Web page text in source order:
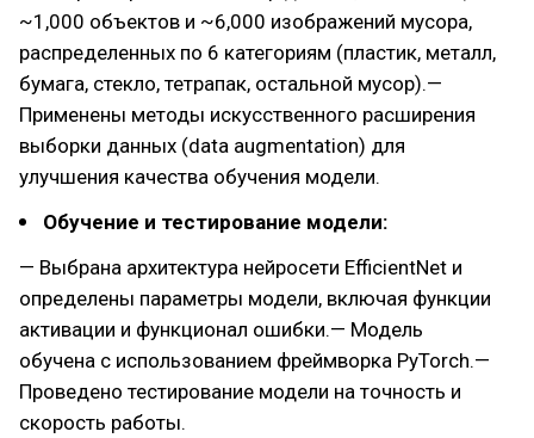
~1,000 объектов и ~6,000 изображений мусора,
распределенных по 6 категориям (пластик, металл,
бумага, стекло, тетрапак, остальной мусор).—
Применены методы искусственного расширения
выборки данных (data augmentation) для
улучшения качества обучения модели.
Обучение и тестирование модели:
— Выбрана архитектура нейросети EfficientNet и
определены параметры модели, включая функции
активации и функционал ошибки.— Модель
обучена с использованием фреймворка PyTorch.—
Проведено тестирование модели на точность и
скорость работы.